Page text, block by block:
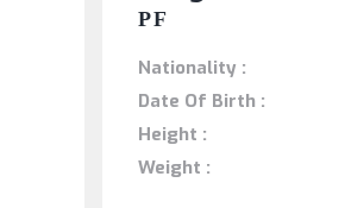
PF
Nationality :
Date Of Birth :
Height :
Weight :